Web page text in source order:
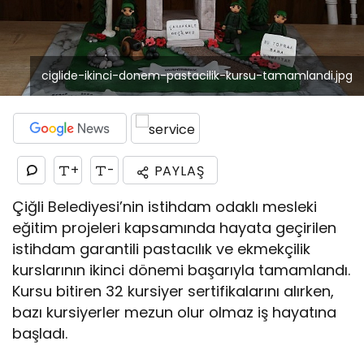
ciglide-ikinci-donem-pastacilik-kursu-tamamlandi.jpg
+ - PAYLAŞ
Çiğli Belediyesi’nin istihdam odaklı mesleki
eğitim projeleri kapsamında hayata geçirilen
istihdam garantili pastacılık ve ekmekçilik
kurslarının ikinci dönemi başarıyla tamamlandı.
Kursu bitiren 32 kursiyer sertifikalarını alırken,
bazı kursiyerler mezun olur olmaz iş hayatına
başladı.